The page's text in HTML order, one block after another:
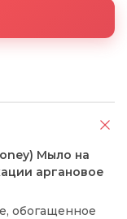
Мыло на
аргановое
обогащенное